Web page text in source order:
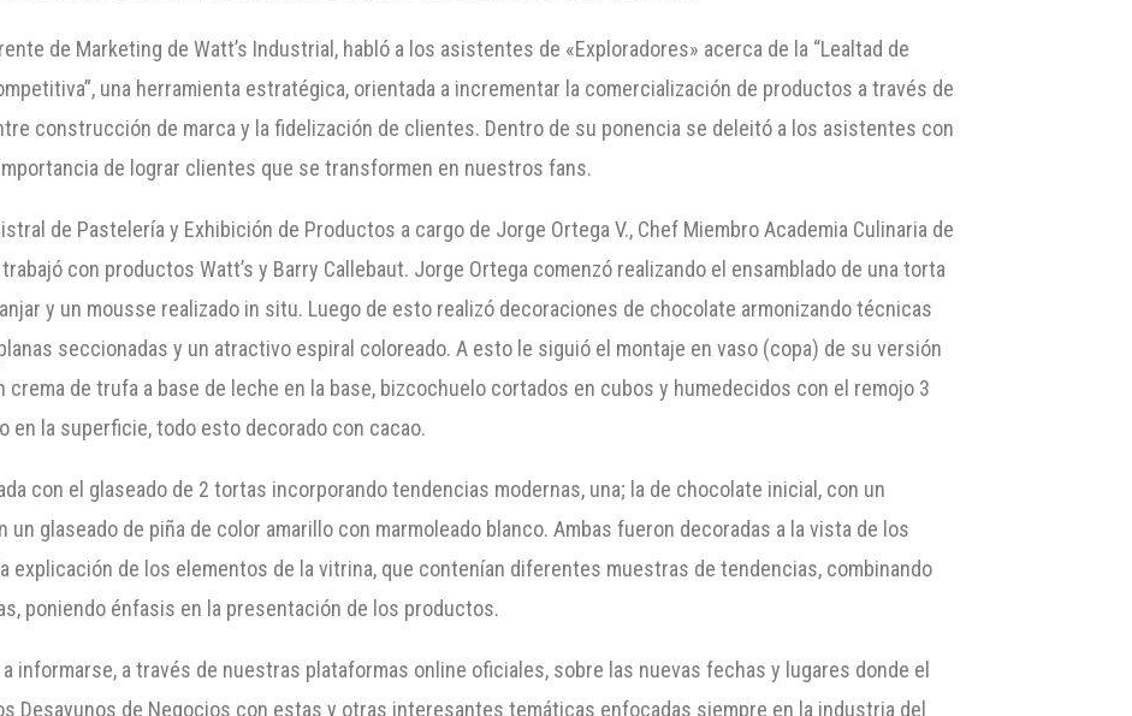
de Marketing de Watt’s Industrial, habló a los asistentes de «Exploradores» acerca de la “Lealtad de
una herramienta estratégica, orientada a incrementar la comercialización de productos a través de
construcción de marca y la fidelización de clientes. Dentro de su ponencia se deleitó a los asistentes con
de lograr clientes que se transformen en nuestros fans.
de Pastelería y Exhibición de Productos a cargo de Jorge Ortega V., Chef Miembro Academia Culinaria de
con productos Watt’s y Barry Callebaut. Jorge Ortega comenzó realizando el ensamblado de una torta
y un mousse realizado in situ. Luego de esto realizó decoraciones de chocolate armonizando técnicas
seccionadas y un atractivo espiral coloreado. A esto le siguió el montaje en vaso (copa) de su versión
crema de trufa a base de leche en la base, bizcochuelo cortados en cubos y humedecidos con el remojo 3
en la superficie, todo esto decorado con cacao.
con el glaseado de 2 tortas incorporando tendencias modernas, una; la de chocolate inicial, con un
glaseado de piña de color amarillo con marmoleado blanco. Ambas fueron decoradas a la vista de los
explicación de los elementos de la vitrina, que contenían diferentes muestras de tendencias, combinando
poniendo énfasis en la presentación de los productos.
informarse, a través de nuestras plataformas online oficiales, sobre las nuevas fechas y lugares donde el
Desayunos de Negocios con estas y otras interesantes temáticas enfocadas siempre en la industria del